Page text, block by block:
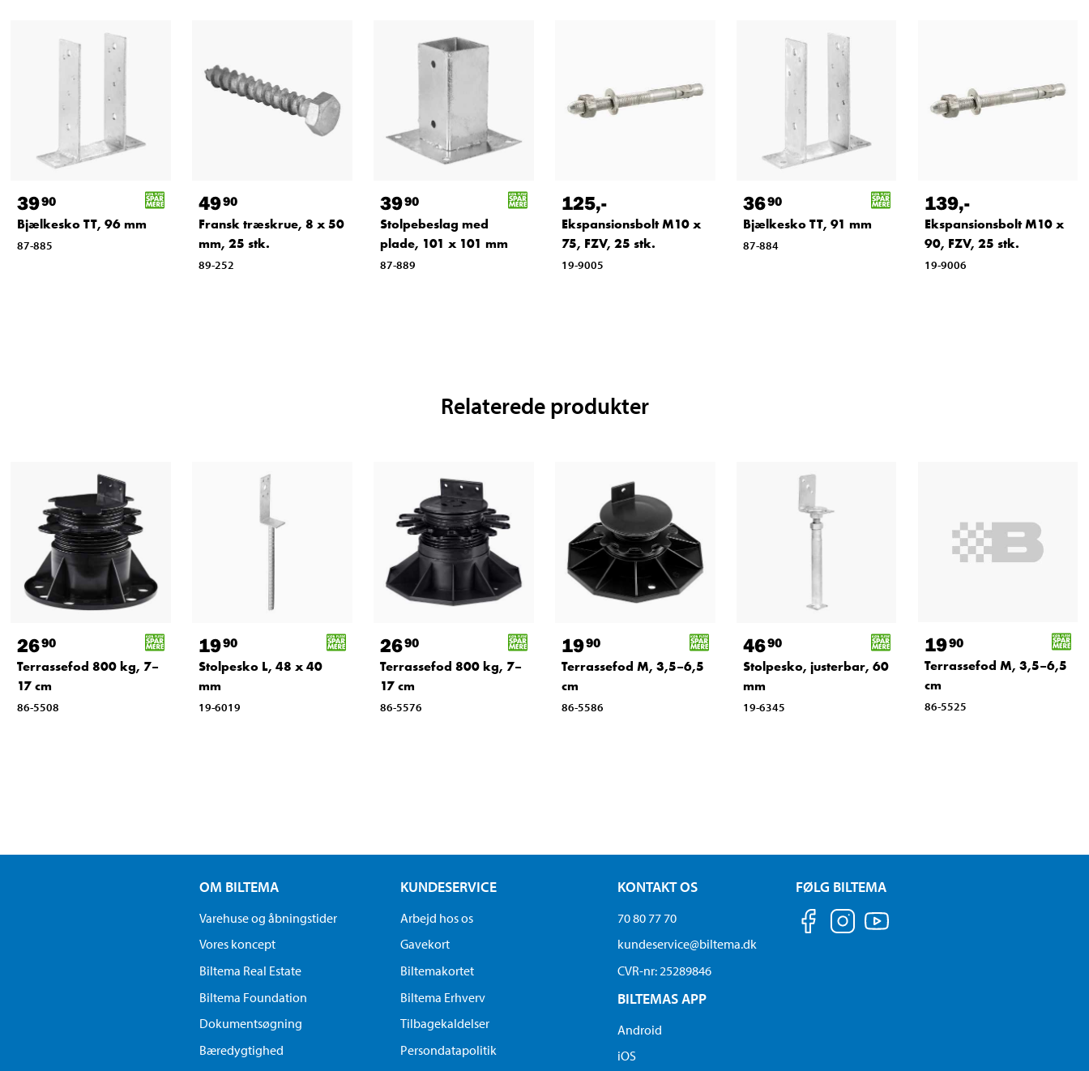
3990
Bjælkesko TT, 96 mm
87-885
4990
Fransk træskrue, 8 x 50
mm, 25 stk.
89-252
3990
Stolpebeslag med
plade, 101 x 101 mm
87-889
125,-
Ekspansionsbolt M10 x
75, FZV, 25 stk.
19-9005
3690
Bjælkesko TT, 91 mm
87-884
139,-
Ekspansionsbolt M10 x
90, FZV, 25 stk.
19-9006
Relaterede produkter
2690
Terrassefod 800 kg, 7–
17 cm
86-5508
1990
Stolpesko L, 48 x 40
mm
19-6019
2690
Terrassefod 800 kg, 7–
17 cm
86-5576
1990
Terrassefod M, 3,5–6,5
cm
86-5586
4690
Stolpesko, justerbar, 60
mm
19-6345
1990
Terrassefod M, 3,5–6,5
cm
86-5525
OM BILTEMA
Varehuse og åbningstider
Vores koncept
Biltema Real Estate
Biltema Foundation
Dokumentsøgning
Bæredygtighed
KUNDESERVICE
Arbejd hos os
Gavekort
Biltemakortet
Biltema Erhverv
Tilbagekaldelser
Persondatapolitik
KONTAKT OS
70 80 77 70
kundeservice@biltema.dk
CVR-nr: 25289846
BILTEMAS APP
Android
iOS
FØLG BILTEMA